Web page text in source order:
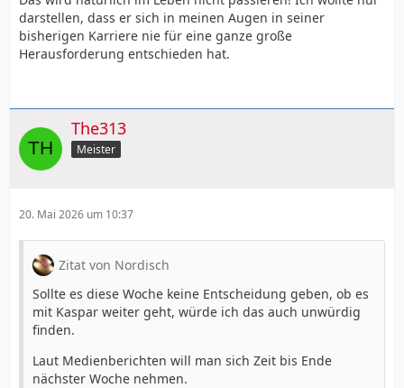
darstellen, dass er sich in meinen Augen in seiner
bisherigen Karriere nie für eine ganze große
Herausforderung entschieden hat.
The313
Meister
20. Mai 2026 um 10:37
Zitat von Nordisch
Sollte es diese Woche keine Entscheidung geben, ob es
mit Kaspar weiter geht, würde ich das auch unwürdig
finden.
Laut Medienberichten will man sich Zeit bis Ende
nächster Woche nehmen.